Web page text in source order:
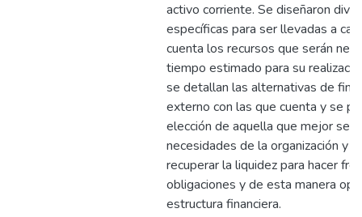
activo corriente. Se diseñaron
específicas para ser llevadas a
cuenta los recursos que serán
tiempo estimado para su
se detallan las alternativas de
externo con las que cuenta y se
elección de aquella que mejor se
necesidades de la organización y
recuperar la liquidez para hacer
obligaciones y de esta manera
estructura financiera.